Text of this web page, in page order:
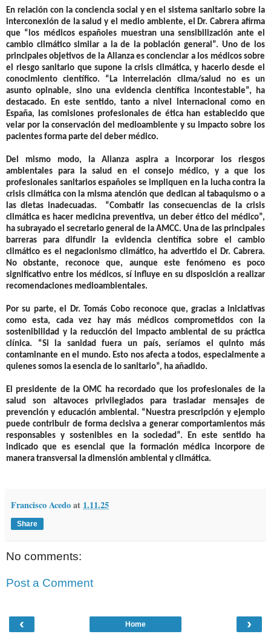
En relación con la conciencia social y en el sistema sanitario sobre la
interconexión de la salud y el medio ambiente, el Dr. Cabrera afirma
que “los médicos españoles muestran una sensibilización ante el
cambio climático similar a la de la población general”. Uno de los
principales objetivos de la Alianza es concienciar a los médicos sobre
el riesgo sanitario que supone la crisis climática, y hacerlo desde el
conocimiento científico. “La interrelación clima/salud no es un
asunto opinable, sino una evidencia científica incontestable”, ha
destacado. En este sentido, tanto a nivel internacional como en
España, las comisiones profesionales de ética han establecido que
velar por la conservación del medioambiente y su impacto sobre los
pacientes forma parte del deber médico.
Del mismo modo, la Alianza aspira a incorporar los riesgos
ambientales para la salud en el consejo médico, y a que los
profesionales sanitarios españoles se impliquen en la lucha contra la
crisis climática con la misma atención que dedican al tabaquismo o a
las dietas inadecuadas. “Combatir las consecuencias de la crisis
climática es hacer medicina preventiva, un deber ético del médico”,
ha subrayado el secretario general de la AMCC. Una de las principales
barreras para difundir la evidencia científica sobre el cambio
climático es el negacionismo climático, ha advertido el Dr. Cabrera.
No obstante, reconoce que, aunque este fenómeno es poco
significativo entre los médicos, sí influye en su disposición a realizar
recomendaciones medioambientales.
Por su parte, el Dr. Tomás Cobo reconoce que, gracias a iniciativas
como esta, cada vez hay más médicos comprometidos con la
sostenibilidad y la reducción del impacto ambiental de su práctica
clínica. “Si la sanidad fuera un país, seríamos el quinto más
contaminante en el mundo. Esto nos afecta a todos, especialmente a
quienes somos la esencia de lo sanitario”, ha añadido.
El presidente de la OMC ha recordado que los profesionales de la
salud son altavoces privilegiados para trasladar mensajes de
prevención y educación ambiental. “Nuestra prescripción y ejemplo
puede contribuir de forma decisiva a generar comportamientos más
responsables y sostenibles en la sociedad”. En este sentido ha
indicado que es esencial que la formación médica incorpore de
manera transversal la dimensión ambiental y climática.
Francisco Acedoat1.11.25
Share
No comments:
Post a Comment
‹ ›
Home